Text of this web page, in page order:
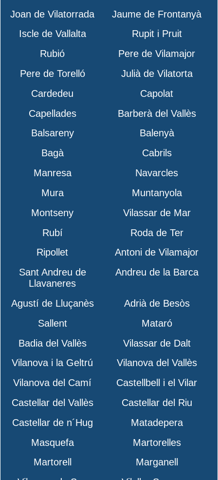
Joan de Vilatorrada
Jaume de Frontanyà
Iscle de Vallalta
Rupit i Pruit
Rubió
Pere de Vilamajor
Pere de Torelló
Julià de Vilatorta
Cardedeu
Capolat
Capellades
Barberà del Vallès
Balsareny
Balenyà
Bagà
Cabrils
Manresa
Navarcles
Mura
Muntanyola
Montseny
Vilassar de Mar
Rubí
Roda de Ter
Ripollet
Antoni de Vilamajor
Sant Andreu de
Llavaneres
Andreu de la Barca
Agustí de Lluçanès
Adrià de Besòs
Sallent
Mataró
Badia del Vallès
Vilassar de Dalt
Vilanova i la Geltrú
Vilanova del Vallès
Vilanova del Camí
Castellbell i el Vilar
Castellar del Vallès
Castellar del Riu
Castellar de n´Hug
Matadepera
Masquefa
Martorelles
Martorell
Marganell